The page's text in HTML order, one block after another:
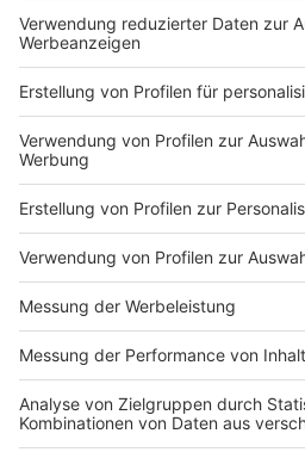
umfassender Maßnahmen und
gesellschaftlichen Wandels, um
gegenüber denjenigen
für unsere Sicherheit sorgen.
Bundeskriminalamts sind ein
Politik und Gesellschaft,
Entwicklung vorzugehen.
Autor: Joachim Schultheis
Anzeige
Darum geht es im Artikel
Anzeige